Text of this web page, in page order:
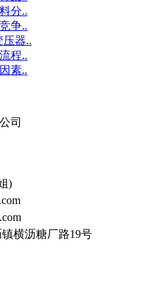
分..
争..
压器..
程..
素..
司
)
横沥糖厂路19号